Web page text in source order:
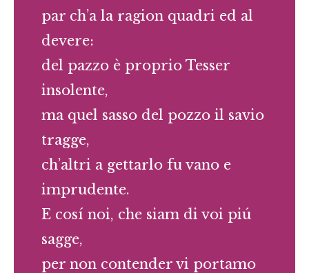
par ch’a la ragion quadri ed al
devere:
del pazzo è proprio Tesser
insolente,
ma quel sasso del pozzo il savio
tragge,
ch’altri a gettarlo fu vano e
imprudente.
E cosí noi, che siam di voi piú
sagge,
per non contender vi portamo